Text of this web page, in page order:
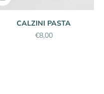
CALZINI PASTA
Prezzo scontato
€8,00